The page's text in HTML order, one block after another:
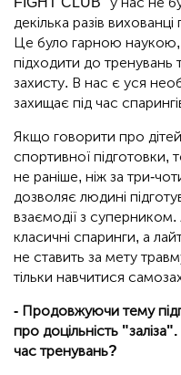
декілька разів
Це було гарною наукою,
підходити до тренувань
захисту. В нас є уся
захищає під час
Якщо говорити про
спортивної підготовки,
не раніше, ніж за три-
дозволяє людині
взаємодії з
класичні спаринги, а
не ставить за мету
тільки навчитися
- Продовжуючи тему
про доцільність
час тренувань?